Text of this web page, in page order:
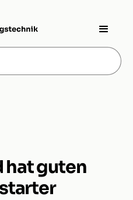
hat guten